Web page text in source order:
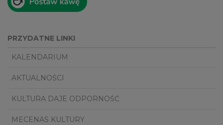
PRZYDATNE LINKI
KALENDARIUM
AKTUALNOŚCI
KULTURA DAJE ODPORNOŚĆ
MECENAS KULTURY